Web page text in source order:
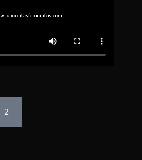
2